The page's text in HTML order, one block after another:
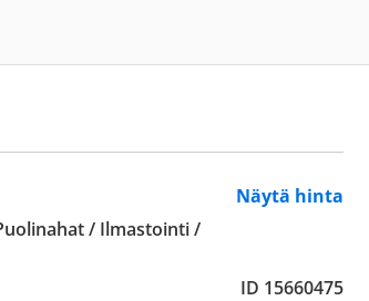
Näytä hinta
/ Ilmastointi /
ID 15660475